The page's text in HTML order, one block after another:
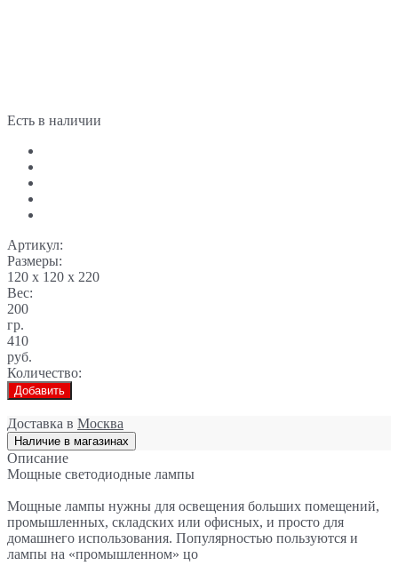
Есть в наличии
Артикул:
Размеры:
120 x 120 x 220
Вес:
200
гр.
410
руб.
Количество:
Добавить
Доставка в Москва
Наличие в магазинах
Описание
Мощные светодиодные лампы
Мощные лампы нужны для освещения больших помещений,
промышленных, складских или офисных, и просто для
домашнего использования. Популярностью пользуются и
лампы на «промышленном» цо